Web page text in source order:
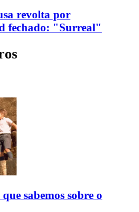
revolta por
fechado: "Surreal"
sabemos sobre o